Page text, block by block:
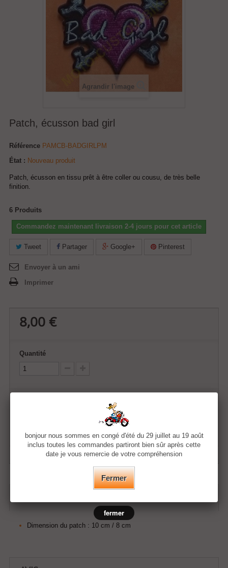
Agrandir l'image
Patch, écusson bad girl
Référence PAMCB-BADGIRLPM
État : Nouveau produit
Patch, écusson en tissu prêt à être coller ou cousu, de très belle
finition.
6 Produits
Commandez maintenant livraison 2-4 jours pour cet article
Tweet Partager Google+ Pinterest
Envoyer à un ami
Imprimer
8,00 €
Quantité
Ajouter à ma liste d'envies
Dimension du patch : 10 cm / 8 cm
bonjour nous sommes en congé d'été du 29 juillet au 19 août
inclus toutes les commandes partiront bien sûr après cette
date je vous remercie de votre compréhension
Fermer
fermer